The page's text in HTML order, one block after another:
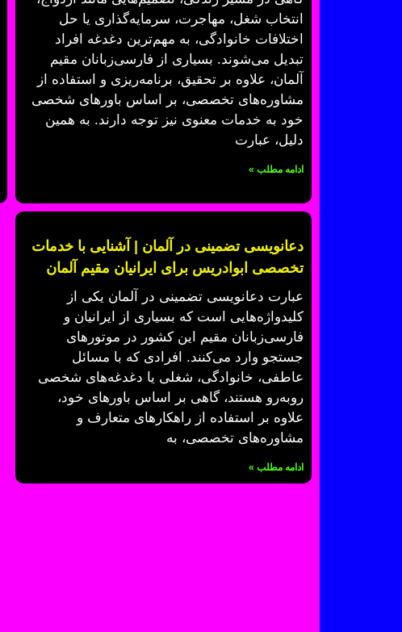
انتخاب شغل، مهاجرت، سرمایه‌گذاری یا حل
اختلافات خانوادگی، به مهم‌ترین دغدغه افراد
تبدیل می‌شوند. بسیاری از فارسی‌زبانان مقیم
آلمان، علاوه بر تحقیق، برنامه‌ریزی و استفاده از
مشاوره‌های تخصصی، بر اساس باورهای شخصی
خود به خدمات معنوی نیز توجه دارند. به همین
دلیل، عبارت
ادامه مطلب »
دعانویسی تضمینی در آلمان | آشنایی با خدمات
تخصصی ابوادریس برای ایرانیان مقیم آلمان
عبارت دعانویسی تضمینی در آلمان یکی از
کلیدواژه‌هایی است که بسیاری از ایرانیان و
فارسی‌زبانان مقیم این کشور در موتورهای
جستجو وارد می‌کنند. افرادی که با مسائل
عاطفی، خانوادگی، شغلی یا دغدغه‌های شخصی
روبه‌رو هستند، گاهی بر اساس باورهای خود،
علاوه بر استفاده از راهکارهای متعارف و
مشاوره‌های تخصصی، به
ادامه مطلب »